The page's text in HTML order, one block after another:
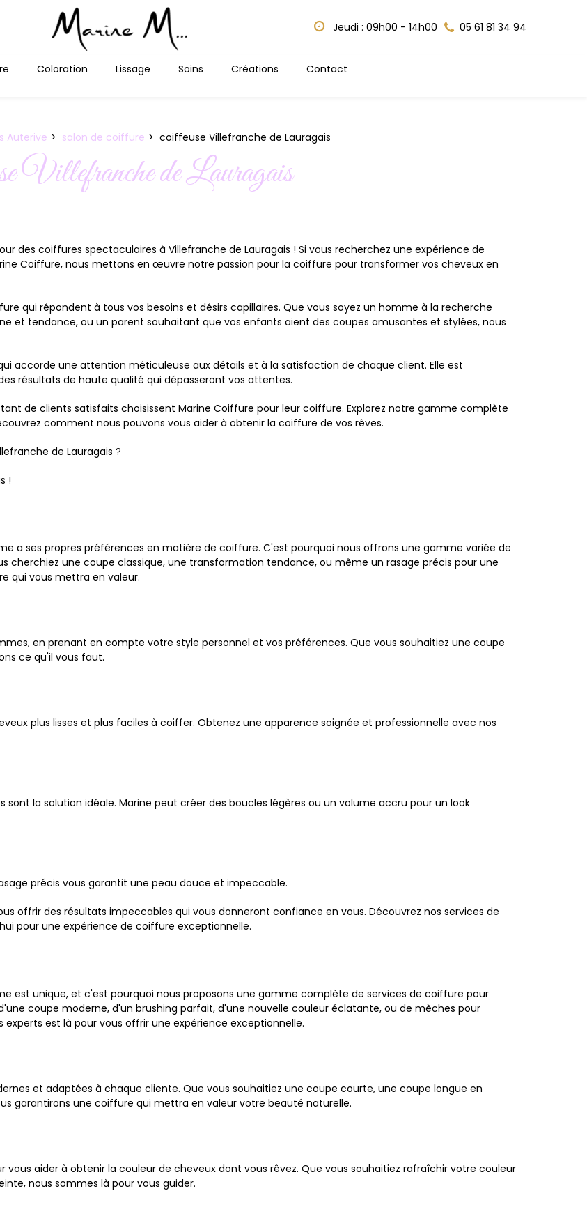
Jeudi : 09h00 - 14h00 05 61 81 34 94
Coloration Lissage Soins Créations Contact
Auterive salon de coiffure coiffeuse Villefranche de Lauragais
Villefranche de Lauragais
des coiffures spectaculaires à Villefranche de Lauragais ! Si vous recherchez une expérience de
Coiffure, nous mettons en œuvre notre passion pour la coiffure pour transformer vos cheveux en
qui répondent à tous vos besoins et désirs capillaires. Que vous soyez un homme à la recherche
et tendance, ou un parent souhaitant que vos enfants aient des coupes amusantes et stylées, nous
accorde une attention méticuleuse aux détails et à la satisfaction de chaque client. Elle est
résultats de haute qualité qui dépasseront vos attentes.
de clients satisfaits choisissent Marine Coiffure pour leur coiffure. Explorez notre gamme complète
comment nous pouvons vous aider à obtenir la coiffure de vos rêves.
de Lauragais ?
!
a ses propres préférences en matière de coiffure. C'est pourquoi nous offrons une gamme variée de
cherchiez une coupe classique, une transformation tendance, ou même un rasage précis pour une
qui vous mettra en valeur.
en prenant en compte votre style personnel et vos préférences. Que vous souhaitiez une coupe
ce qu'il vous faut.
plus lisses et plus faciles à coiffer. Obtenez une apparence soignée et professionnelle avec nos
sont la solution idéale. Marine peut créer des boucles légères ou un volume accru pour un look
précis vous garantit une peau douce et impeccable.
offrir des résultats impeccables qui vous donneront confiance en vous. Découvrez nos services de
pour une expérience de coiffure exceptionnelle.
est unique, et c'est pourquoi nous proposons une gamme complète de services de coiffure pour
coupe moderne, d'un brushing parfait, d'une nouvelle couleur éclatante, ou de mèches pour
est là pour vous offrir une expérience exceptionnelle.
et adaptées à chaque cliente. Que vous souhaitiez une coupe courte, une coupe longue en
garantirons une coiffure qui mettra en valeur votre beauté naturelle.
vous aider à obtenir la couleur de cheveux dont vous rêvez. Que vous souhaitiez rafraîchir votre couleur
nous sommes là pour vous guider.